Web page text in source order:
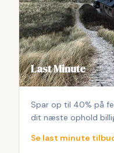
Last Minute
Spar op til 40% på
dit næste ophold
Se last minute